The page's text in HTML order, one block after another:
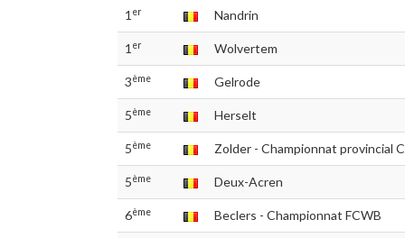
1 er Nandrin
1 er Wolvertem
3ème Gelrode
5ème Herselt
5ème Zolder - Championnat provincial
5ème Deux-Acren
6ème Beclers - Championnat FCWB